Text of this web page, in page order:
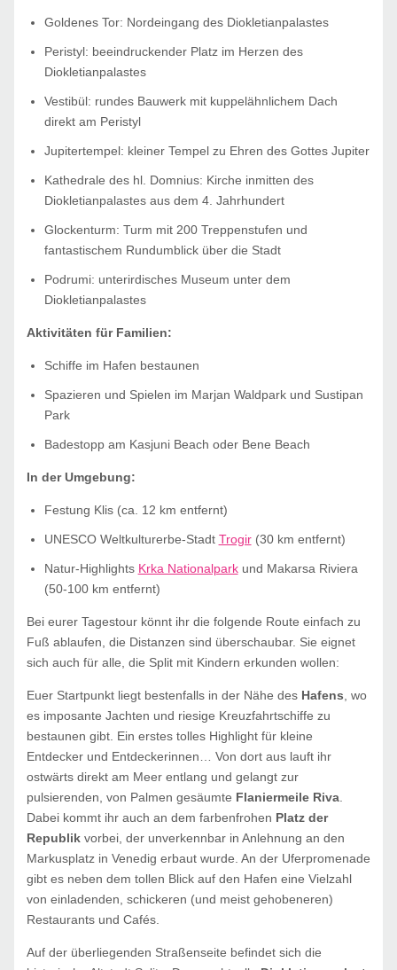
Goldenes Tor: Nordeingang des Diokletianpalastes
Peristyl: beeindruckender Platz im Herzen des
Diokletianpalastes
Vestibül: rundes Bauwerk mit kuppelähnlichem Dach
direkt am Peristyl
Jupitertempel: kleiner Tempel zu Ehren des Gottes Jupiter
Kathedrale des hl. Domnius: Kirche inmitten des
Diokletianpalastes aus dem 4. Jahrhundert
Glockenturm: Turm mit 200 Treppenstufen und
fantastischem Rundumblick über die Stadt
Podrumi: unterirdisches Museum unter dem
Diokletianpalastes
Aktivitäten für Familien:
Schiffe im Hafen bestaunen
Spazieren und Spielen im Marjan Waldpark und Sustipan
Park
Badestopp am Kasjuni Beach oder Bene Beach
In der Umgebung:
Festung Klis (ca. 12 km entfernt)
UNESCO Weltkulturerbe-Stadt Trogir(30 km entfernt)
Natur-Highlights Krka Nationalparkund Makarsa Riviera
(50-100 km entfernt)
Bei eurer Tagestour könnt ihr die folgende Route einfach zu
Fuß ablaufen, die Distanzen sind überschaubar. Sie eignet
sich auch für alle, die Split mit Kindern erkunden wollen:
Euer Startpunkt liegt bestenfalls in der Nähe des Hafens , wo
es imposante Jachten und riesige Kreuzfahrtschiffe zu
bestaunen gibt. Ein erstes tolles Highlight für kleine
Entdecker und Entdeckerinnen… Von dort aus lauft ihr
ostwärts direkt am Meer entlang und gelangt zur
pulsierenden, von Palmen gesäumte Flaniermeile Riva.
Dabei kommt ihr auch an dem farbenfrohen Platz der
Republik vorbei, der unverkennbar in Anlehnung an den
Markusplatz in Venedig erbaut wurde. An der Uferpromenade
gibt es neben dem tollen Blick auf den Hafen eine Vielzahl
von einladenden, schickeren (und meist gehobeneren)
Restaurants und Cafés.
Auf der überliegenden Straßenseite befindet sich die